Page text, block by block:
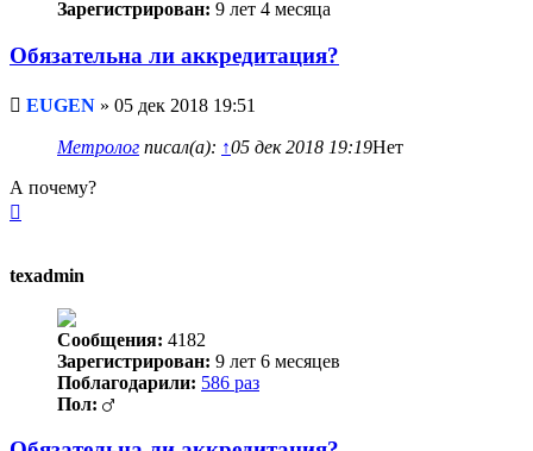
Зарегистрирован: 9 лет 4 месяца
Обязательна ли аккредитация?
Непрочитанное
EUGEN » 05 дек 2018 19:51
Метролог писал(а): ↑05 дек 2018 19:19Нет
А почему?
texadmin
Сообщения: 4182
Зарегистрирован: 9 лет 6 месяцев
Поблагодарили: 586 раз
Пол: